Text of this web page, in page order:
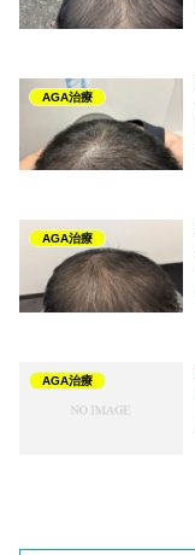
AGA治療
AGA治療
AGA治療